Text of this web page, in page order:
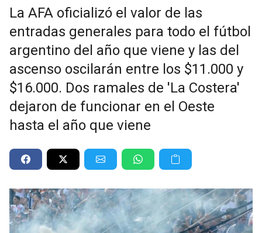
La AFA oficializó el valor de las
entradas generales para todo el fútbol
argentino del año que viene y las del
ascenso oscilarán entre los $11.000 y
$16.000. Dos ramales de 'La Costera'
dejaron de funcionar en el Oeste
hasta el año que viene